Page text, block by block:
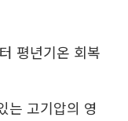
평년기온 회복
는 고기압의 영